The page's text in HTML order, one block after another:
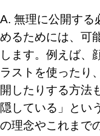
A. 無理に公開する
めるためには、可
します。例えば、
ラストを使ったり
開したりする方法
隠している」とい
の理念やこれまで